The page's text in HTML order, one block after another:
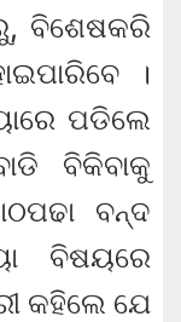
ବିଶେଷକରି
।
ପଡିଲେ
ବିକିବାକୁ
ବନ୍ଦ
ବିଷୟରେ
କହିଲେ ଯେ